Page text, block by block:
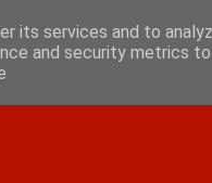
اتصل بنا اقرأ الصحيفة PDF
its services and to
and security metrics